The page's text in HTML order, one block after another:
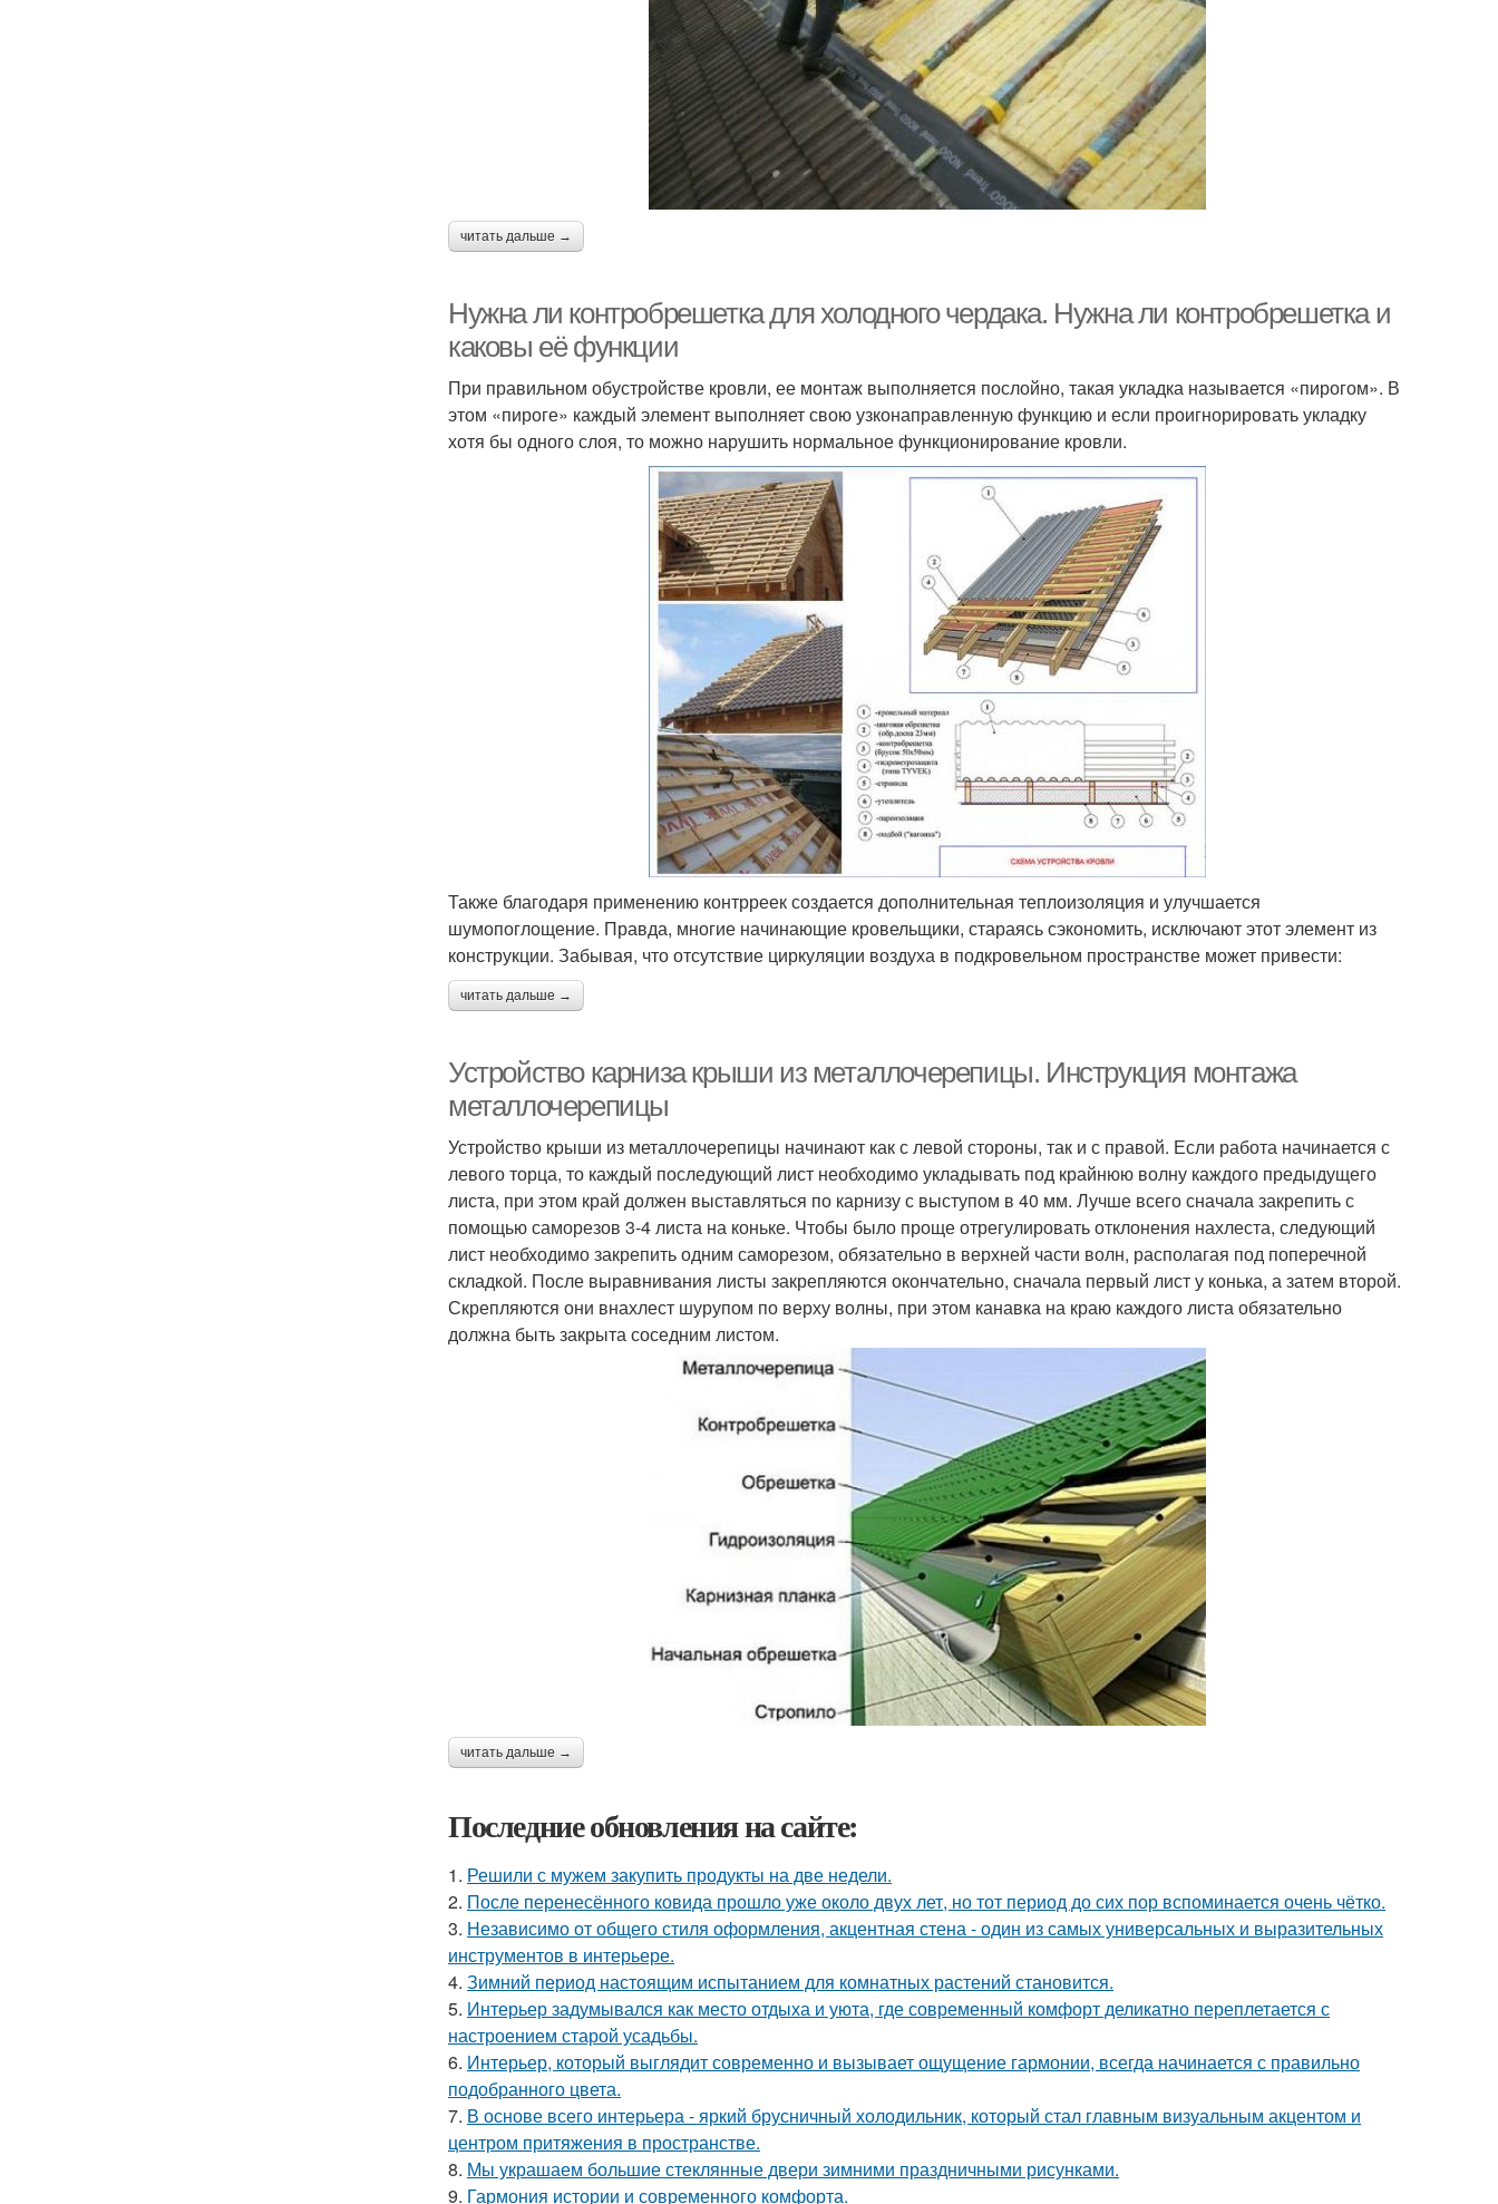
читать дальше →
Нужна ли контробрешетка для холодного чердака. Нужна ли контробрешетка и
каковы её функции
При правильном обустройстве кровли, ее монтаж выполняется послойно, такая укладка называется «пирогом». В
этом «пироге» каждый элемент выполняет свою узконаправленную функцию и если проигнорировать укладку
хотя бы одного слоя, то можно нарушить нормальное функционирование кровли.
Также благодаря применению контрреек создается дополнительная теплоизоляция и улучшается
шумопоглощение. Правда, многие начинающие кровельщики, стараясь сэкономить, исключают этот элемент из
конструкции. Забывая, что отсутствие циркуляции воздуха в подкровельном пространстве может привести:
читать дальше →
Устройство карниза крыши из металлочерепицы. Инструкция монтажа
металлочерепицы
Устройство крыши из металлочерепицы начинают как с левой стороны, так и с правой. Если работа начинается с
левого торца, то каждый последующий лист необходимо укладывать под крайнюю волну каждого предыдущего
листа, при этом край должен выставляться по карнизу с выступом в 40 мм. Лучше всего сначала закрепить с
помощью саморезов 3-4 листа на коньке. Чтобы было проще отрегулировать отклонения нахлеста, следующий
лист необходимо закрепить одним саморезом, обязательно в верхней части волн, располагая под поперечной
складкой. После выравнивания листы закрепляются окончательно, сначала первый лист у конька, а затем второй.
Скрепляются они внахлест шурупом по верху волны, при этом канавка на краю каждого листа обязательно
должна быть закрыта соседним листом.
читать дальше →
Последние обновления на сайте:
1. Решили с мужем закупить продукты на две недели.
2. После перенесённого ковида прошло уже около двух лет, но тот период до сих пор вспоминается очень чётко.
3. Независимо от общего стиля оформления, акцентная стена - один из самых универсальных и выразительных
инструментов в интерьере.
4. Зимний период настоящим испытанием для комнатных растений становится.
5. Интерьер задумывался как место отдыха и уюта, где современный комфорт деликатно переплетается с
настроением старой усадьбы.
6. Интерьер, который выглядит современно и вызывает ощущение гармонии, всегда начинается с правильно
подобранного цвета.
7. В основе всего интерьера - яркий брусничный холодильник, который стал главным визуальным акцентом и
центром притяжения в пространстве.
8. Мы украшаем большие стеклянные двери зимними праздничными рисунками.
9. Гармония истории и современного комфорта.